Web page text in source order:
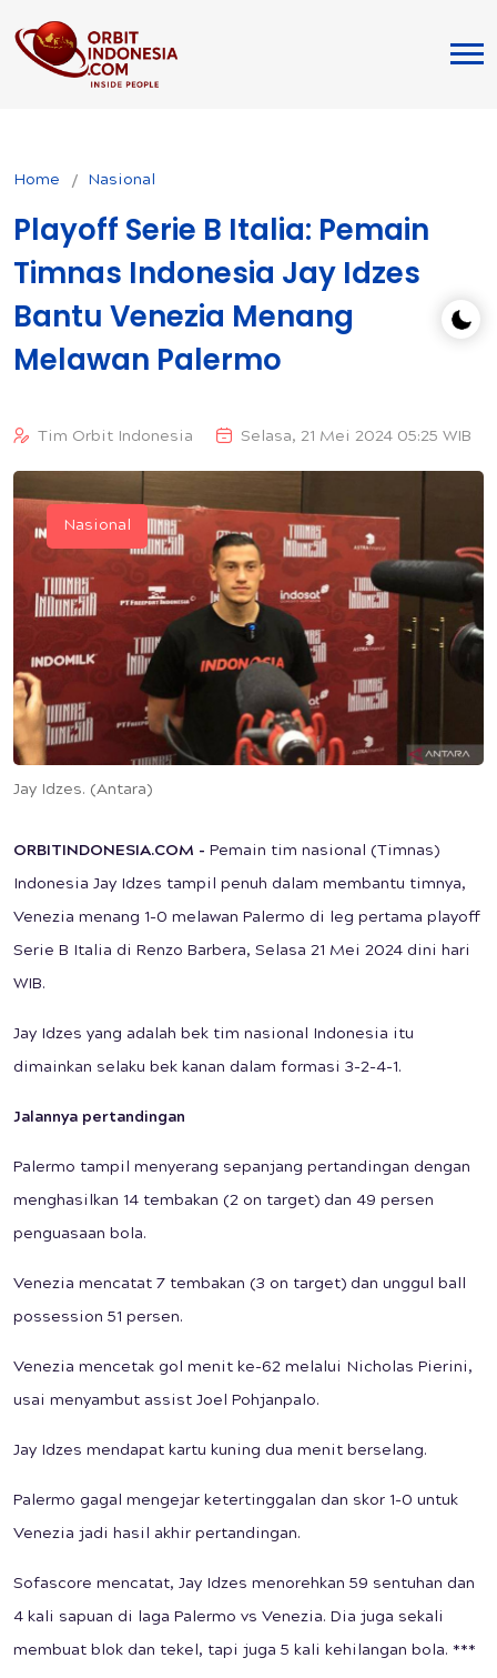
Home Nasional
Playoff Serie B Italia: Pemain
Timnas Indonesia Jay Idzes
Bantu Venezia Menang
Melawan Palermo
Tim Orbit Indonesia Selasa, 21 Mei 2024 05:25 WIB
Jay Idzes. (Antara)
Nasional
ORBITINDONESIA.COM - Pemain tim nasional (Timnas)
Indonesia Jay Idzes tampil penuh dalam membantu timnya,
Venezia menang 1-0 melawan Palermo di leg pertama playoff
Serie B Italia di Renzo Barbera, Selasa 21 Mei 2024 dini hari
WIB.
Jay Idzes yang adalah bek tim nasional Indonesia itu
dimainkan selaku bek kanan dalam formasi 3-2-4-1.
Jalannya pertandingan
Palermo tampil menyerang sepanjang pertandingan dengan
menghasilkan 14 tembakan (2 on target) dan 49 persen
penguasaan bola.
Venezia mencatat 7 tembakan (3 on target) dan unggul ball
possession 51 persen.
Venezia mencetak gol menit ke-62 melalui Nicholas Pierini,
usai menyambut assist Joel Pohjanpalo.
Jay Idzes mendapat kartu kuning dua menit berselang.
Palermo gagal mengejar ketertinggalan dan skor 1-0 untuk
Venezia jadi hasil akhir pertandingan.
Sofascore mencatat, Jay Idzes menorehkan 59 sentuhan dan
4 kali sapuan di laga Palermo vs Venezia. Dia juga sekali
membuat blok dan tekel, tapi juga 5 kali kehilangan bola. ***